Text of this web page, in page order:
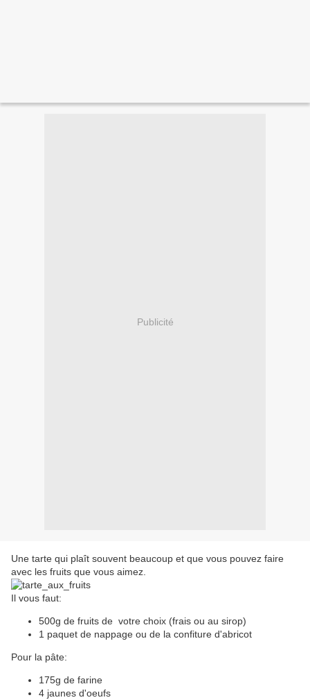
Publicité
Une tarte qui plaît souvent beaucoup et que vous pouvez faire
avec les fruits que vous aimez.
Il vous faut:
500g de fruits de votre choix (frais ou au sirop)
1 paquet de nappage ou de la confiture d'abricot
Pour la pâte:
175g de farine
4 jaunes d'oeufs